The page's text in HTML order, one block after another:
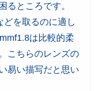
るところです。
を取るのに適し
は比較的柔
こちらのレンズの
易い描写だと思い